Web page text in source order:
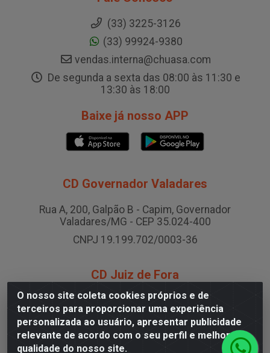
O nosso site coleta cookies próprios e de
terceiros para proporcionar uma experiência
personalizada ao usuário, apresentar publicidade
relevante de acordo com o seu perfil e melhorar a
qualidade do nosso site.
(33) 3225-3126
(33) 99924-9380
vendas.interna@chuasa.com
De segunda a sexta das 08:00 às 11:30 e
13:30 às 18:00
Baixe já nosso APP
CD Governador Valadares
Rua A, 200, Galpão B - Capim, Governador
Valadares/MG - CEP 35.024-400
CNPJ 19.199.702/0003-36
CD Juiz de Fora
Rodovia BR-040 , Nº 0, Área B2 Condominio Brasil
LOG - São Pedro, Juiz de Fora/MG
CNPJ 19.199.702/0005-06